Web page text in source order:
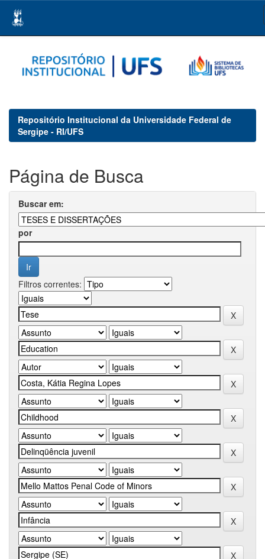
navigation
Repositório Institucional da Universidade Federal de
Sergipe - RI/UFS
Página de Busca
Buscar em:
por
Filtros correntes: